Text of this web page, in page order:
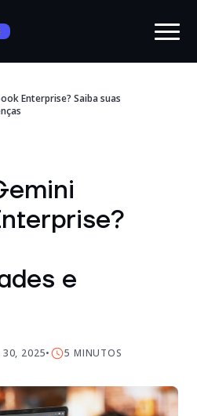
Enterprise? Saiba suas
e
30, 2025 5 MINUTOS